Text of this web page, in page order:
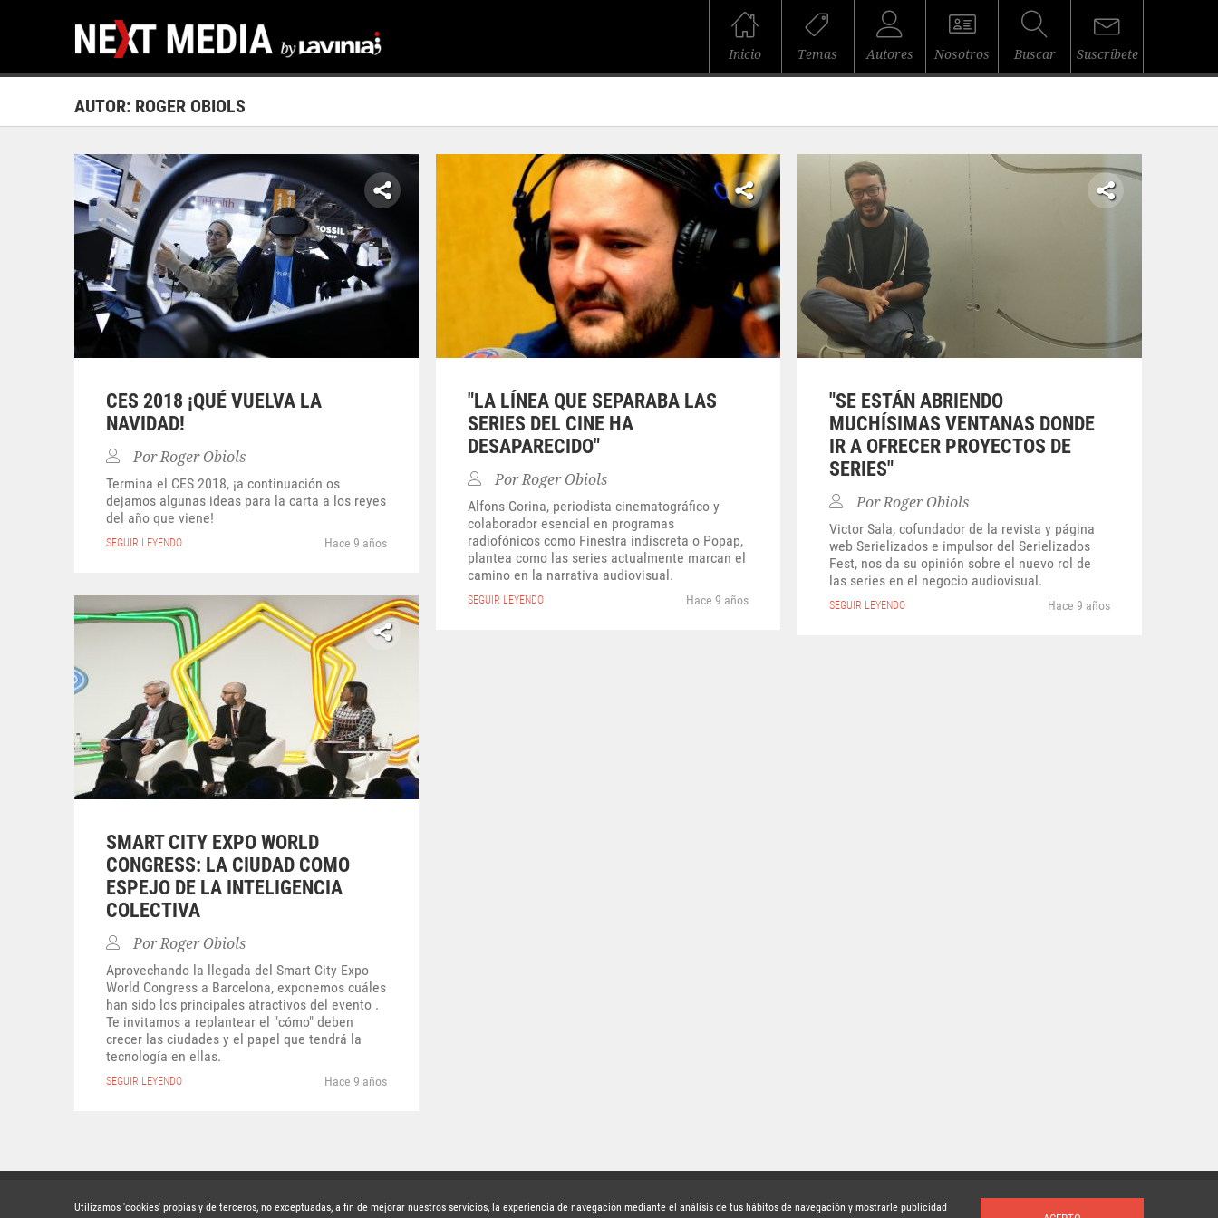
Inicio Temas Autores Nosotros Buscar Suscríbete
AUTOR: ROGER OBIOLS
CES 2018 ¡QUÉ VUELVA LA
NAVIDAD!
PorRoger Obiols
Termina el CES 2018, ¡a continuación os
dejamos algunas ideas para la carta a los reyes
del año que viene!
SEGUIR LEYENDO Hace 9 años
"LA LÍNEA QUE SEPARABA LAS
SERIES DEL CINE HA
DESAPARECIDO"
PorRoger Obiols
Alfons Gorina, periodista cinematográfico y
colaborador esencial en programas
radiofónicos como Finestra indiscreta o Popap,
plantea como las series actualmente marcan el
camino en la narrativa audiovisual.
SEGUIR LEYENDO Hace 9 años
"SE ESTÁN ABRIENDO
MUCHÍSIMAS VENTANAS DONDE
IR A OFRECER PROYECTOS DE
SERIES"
PorRoger Obiols
Victor Sala, cofundador de la revista y página
web Serielizados e impulsor del Serielizados
Fest, nos da su opinión sobre el nuevo rol de
las series en el negocio audiovisual.
SEGUIR LEYENDO Hace 9 años
SMART CITY EXPO WORLD
CONGRESS: LA CIUDAD COMO
ESPEJO DE LA INTELIGENCIA
COLECTIVA
PorRoger Obiols
Aprovechando la llegada del Smart City Expo
World Congress a Barcelona, exponemos cuáles
han sido los principales atractivos del evento .
Te invitamos a replantear el "cómo" deben
crecer las ciudades y el papel que tendrá la
tecnología en ellas.
SEGUIR LEYENDO Hace 9 años
Utilizamos 'cookies' propias y de terceros, no exceptuadas, a fin de mejorar nuestros servicios, la experiencia de navegación mediante el análisis de tus hábitos de navegación y mostrarle publicidad